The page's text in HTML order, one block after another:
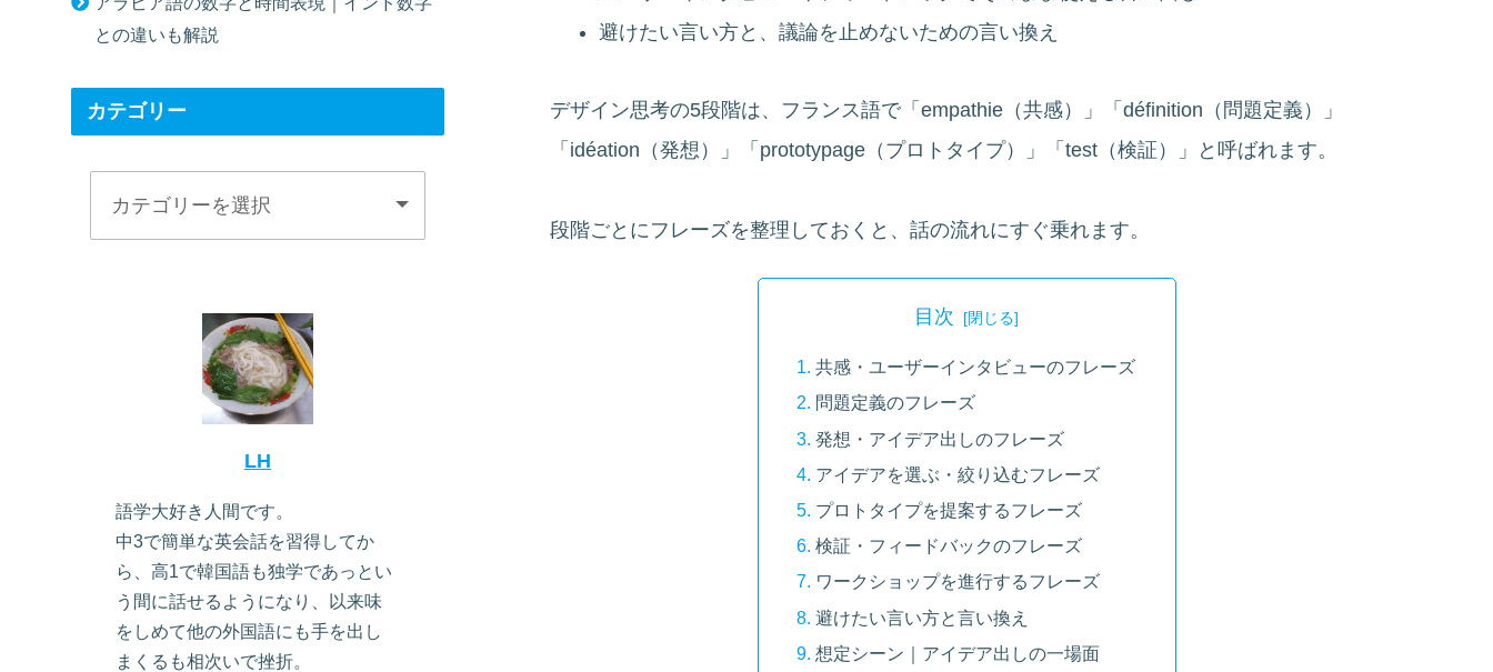
避けたい言い方と、議論を止めないための言い換え
デザイン思考の5段階は、フランス語で「empathie（共感）」「définition（問題定義）」
「idéation（発想）」「prototypage（プロトタイプ）」「test（検証）」と呼ばれます。
段階ごとにフレーズを整理しておくと、話の流れにすぐ乗れます。
目次
共感・ユーザーインタビューのフレーズ
問題定義のフレーズ
発想・アイデア出しのフレーズ
アイデアを選ぶ・絞り込むフレーズ
プロトタイプを提案するフレーズ
検証・フィードバックのフレーズ
ワークショップを進行するフレーズ
避けたい言い方と言い換え
想定シーン｜アイデア出しの一場面
との違いも解説
カテゴリー
LH
語学大好き人間です。
中3で簡単な英会話を習得してか
ら、高1で韓国語も独学であっとい
う間に話せるようになり、以来味
をしめて他の外国語にも手を出し
まくるも相次いで挫折。